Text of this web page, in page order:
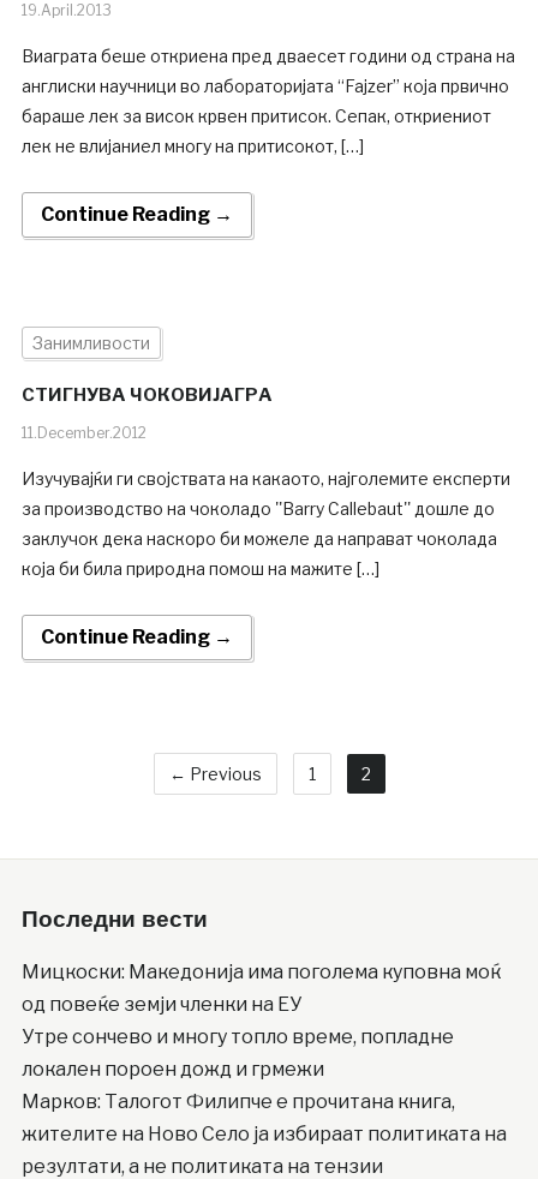
19.April.2013
Виаграта беше откриена пред дваесет години од страна на
англиски научници во лабораторијата “Fajzer” која првично
бараше лек за висок крвен притисок. Сепак, откриениот
лек не влијаниел многу на притисокот, […]
Continue Reading →
Занимливости
СТИГНУВА ЧОКОВИЈАГРА
11.December.2012
Изучувајќи ги својствата на какаото, најголемите експерти
за производство на чоколадо ''Barry Callebaut'' дошле до
заклучок дека наскоро би можеле да направат чоколада
која би била природна помош на мажите […]
Continue Reading →
← Previous 1 2
Последни вести
Мицкоски: Македонија има поголема куповна моќ
од повеќе земји членки на ЕУ
Утре сончево и многу топло време, попладне
локален пороен дожд и грмежи
Марков: Талогот Филипче е прочитана книга,
жителите на Ново Село ја избираат политиката на
резултати, а не политиката на тензии